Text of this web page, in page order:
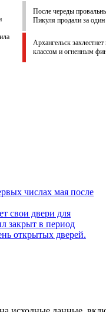
После череды
Пикуля продали за
Архангельск
классом и огненным
числах мая после
свои двери для
закрыт в период
открытых дверей.